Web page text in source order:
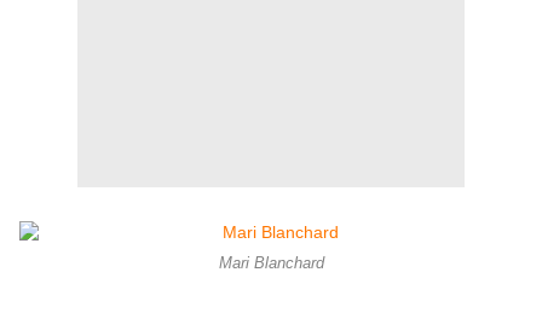
Mari Blanchard